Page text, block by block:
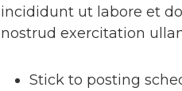
incididunt ut labore et
nostrud exercitation
Stick to posting